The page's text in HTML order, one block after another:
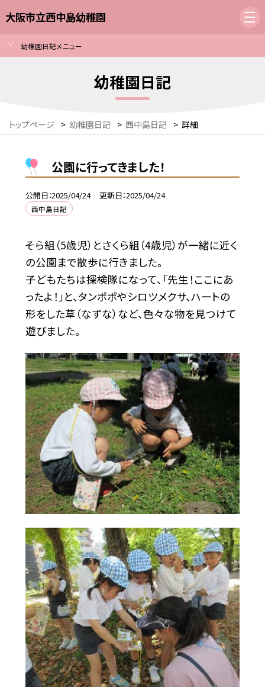
大阪市立西中島幼稚園
幼稚園日記メニュー
幼稚園日記
トップページ > 幼稚園日記 > 西中島日記 > 詳細
公園に行ってきました！
公開日 2025/04/24 更新日 2025/04/24
西中島日記
そら組（5歳児）とさくら組（4歳児）が一緒に近く
の公園まで散歩に行きました。
子どもたちは探検隊になって、「先生！ここにあ
ったよ！」と、タンポポやシロツメクサ、ハートの
形をした草（なずな）など、色々な物を見つけて
遊びました。